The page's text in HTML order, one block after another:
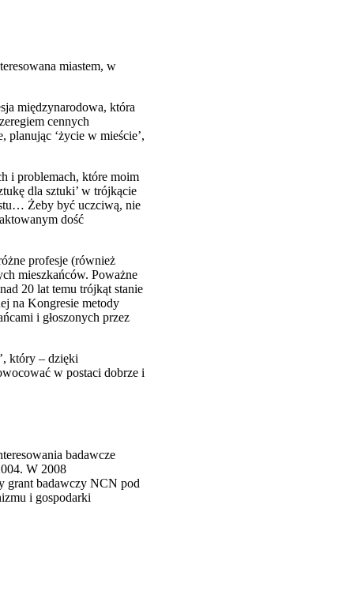
miastem, w
międzynarodowa, która
cennych
planując ‘życie w mieście’,
i problemach, które moim
dla sztuki’ w trójkącie
Żeby być uczciwą, nie
dość
profesje (również
mieszkańców. Poważne
20 lat temu trójkąt stanie
na Kongresie metody
i głoszonych przez
który – dzięki
w postaci dobrze i
badawcze
W 2008
grant badawczy NCN pod
i gospodarki